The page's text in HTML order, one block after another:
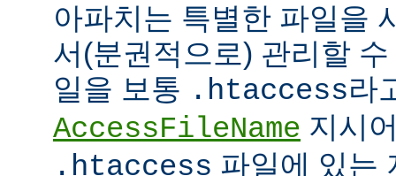
아파치는 특별한 파일을
서(분권적으로) 관리할
일을 보통 .htaccess라
AccessFileName 지시
.htaccess 파일에 있는